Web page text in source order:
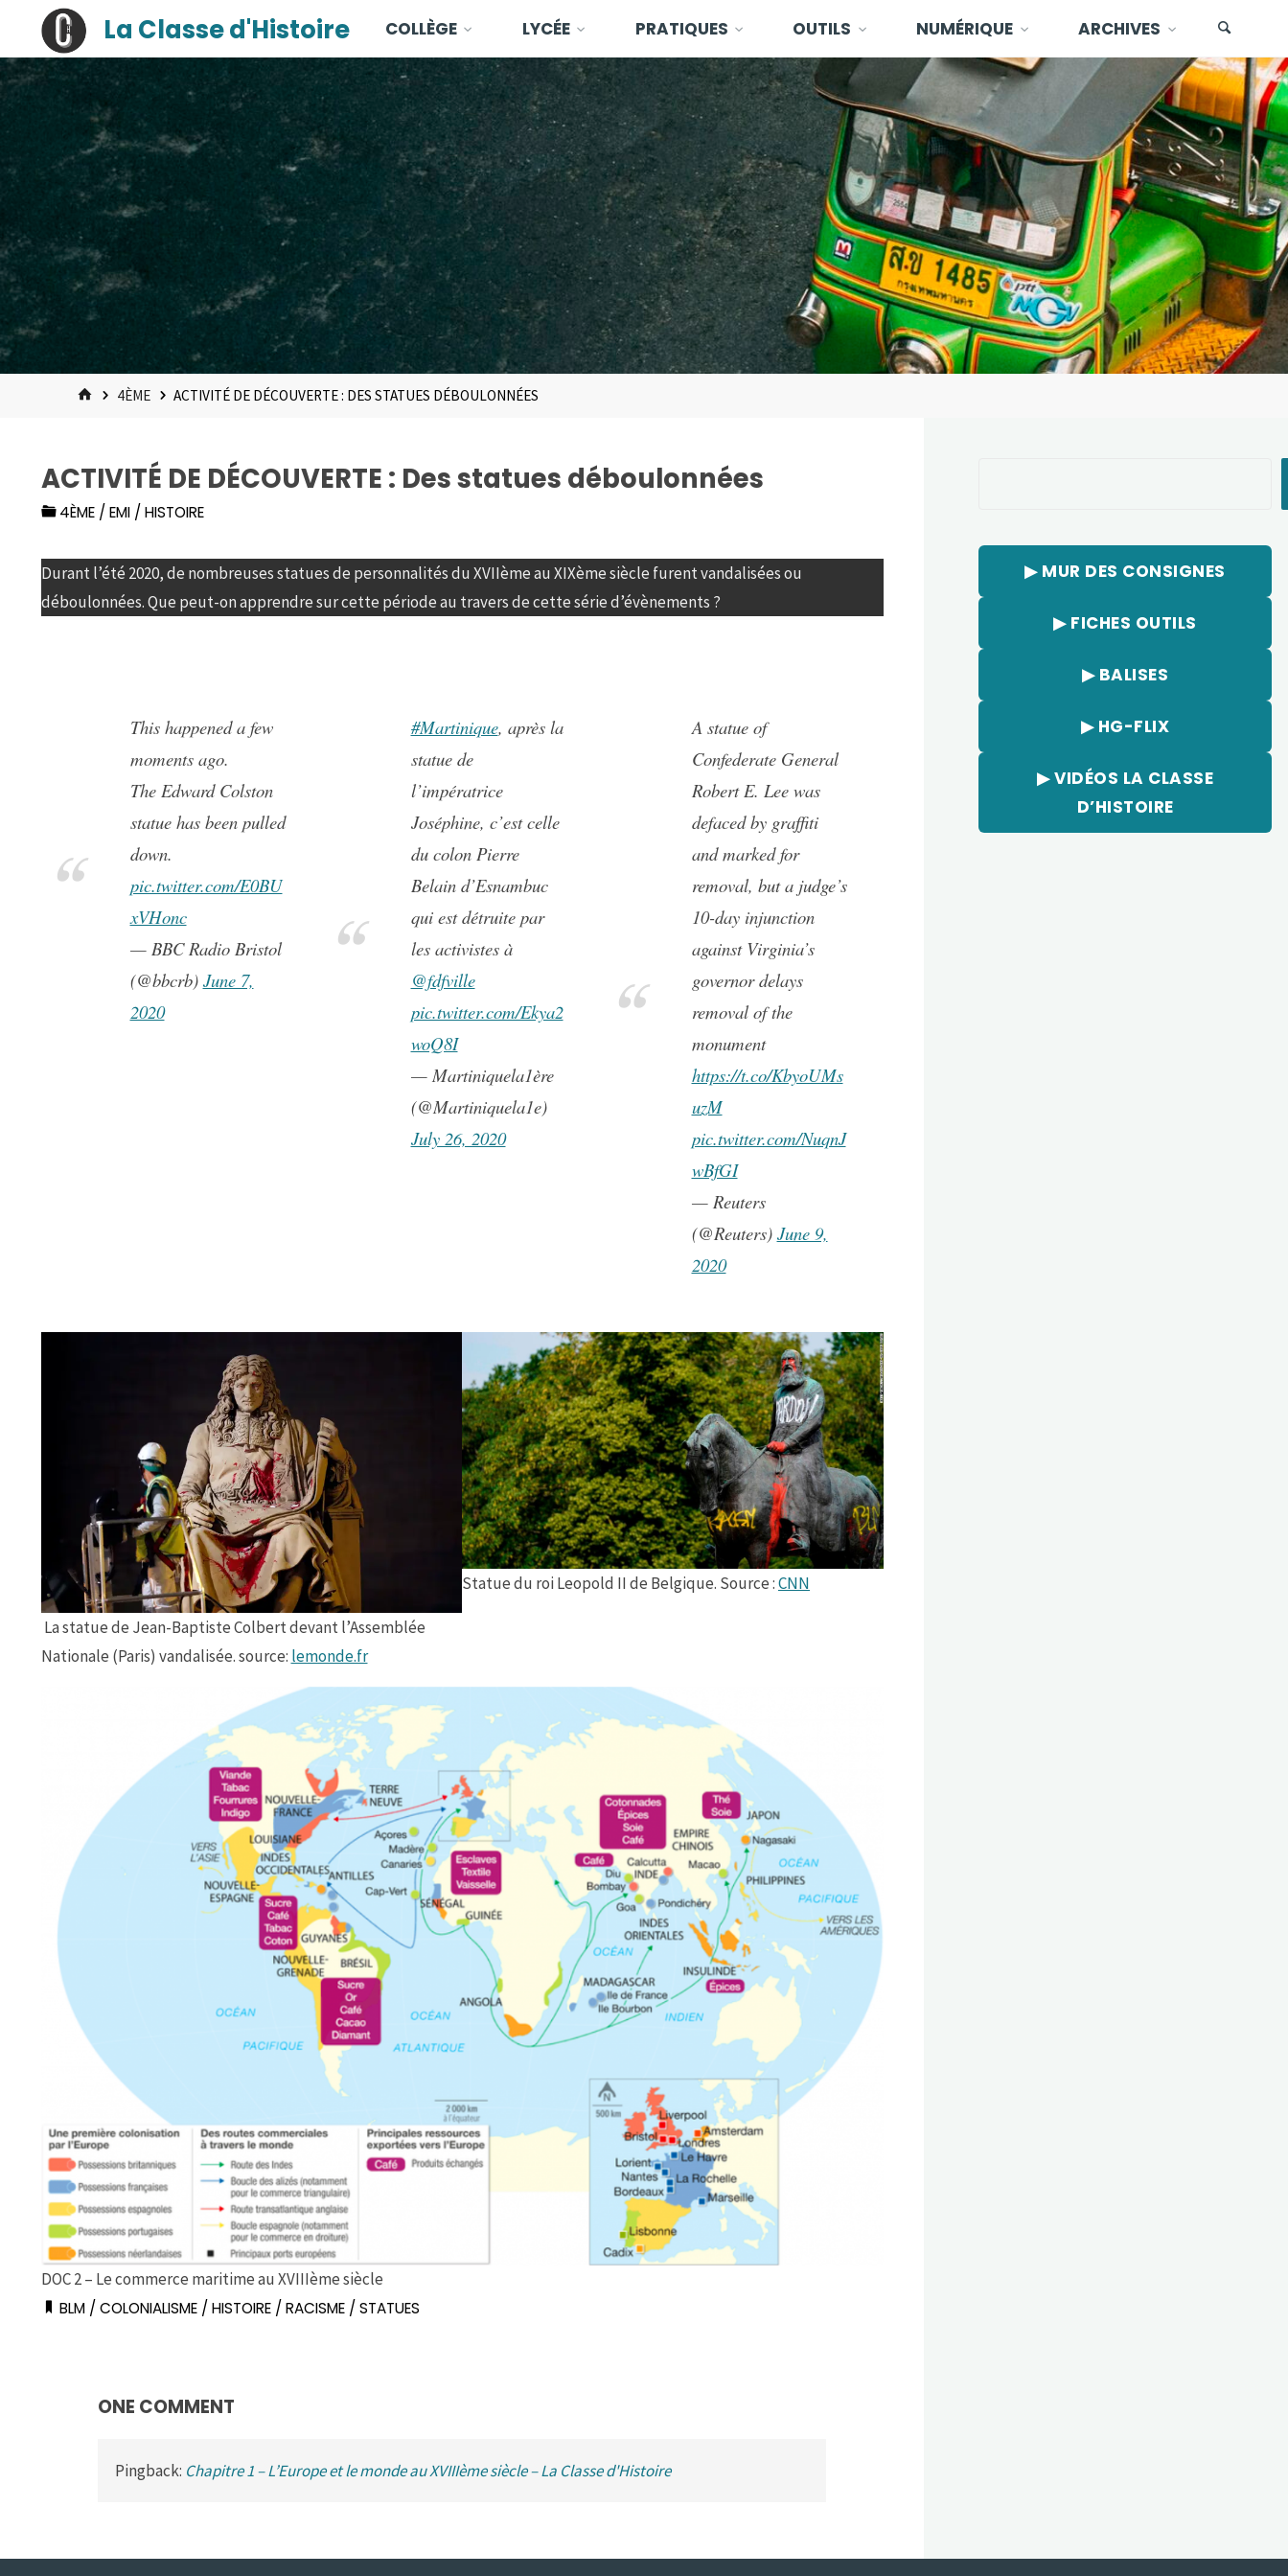
content
principal
La Classe d'Histoire COLLÈGE LYCÉE PRATIQUES OUTILS NUMÉRIQUE ARCHIVES
HOME4ÈME ACTIVITÉ DE DÉCOUVERTE : DES STATUES DÉBOULONNÉES
ACTIVITÉ DE DÉCOUVERTE : Des statues déboulonnées
4ÈME / EMI / HISTOIRE
Durant l’été 2020, de nombreuses statues de personnalités du XVIIème au XIXème siècle furent vandalisées ou
déboulonnées. Que peut-on apprendre sur cette période au travers de cette série d’évènements ?
This happened a few
moments ago.
The Edward Colston
statue has been pulled
down.
pic.twitter.com/E0BU
xVHonc
— BBC Radio Bristol
(@bbcrb) June 7,
2020
#Martinique, après la
statue de
l’impératrice
Joséphine, c’est celle
du colon Pierre
Belain d’Esnambuc
qui est détruite par
les activistes à
@fdfville
pic.twitter.com/Ekya2
woQ8I
— Martiniquela1ère
(@Martiniquela1e)
July 26, 2020
A statue of
Confederate General
Robert E. Lee was
defaced by graffiti
and marked for
removal, but a judge’s
10-day injunction
against Virginia’s
governor delays
removal of the
monument
https://t.co/KbyoUMs
uzM
pic.twitter.com/NuqnJ
wBfGI
— Reuters
(@Reuters) June 9,
2020
La statue de Jean-Baptiste Colbert devant l’Assemblée
Nationale (Paris) vandalisée. source: lemonde.fr
Statue du roi Leopold II de Belgique. Source :CNN
DOC 2 – Le commerce maritime au XVIIIème siècle
BLM/ COLONIALISME/ HISTOIRE/ RACISME/ STATUES
ONE COMMENT
Pingback: Chapitre 1 – L’Europe et le monde au XVIIIème siècle – La Classe d'Histoire
▶︎ MUR DES CONSIGNES
▶︎ FICHES OUTILS
▶︎ BALISES
▶︎ HG-FLIX
▶︎ VIDÉOS LA CLASSE
D’HISTOIRE